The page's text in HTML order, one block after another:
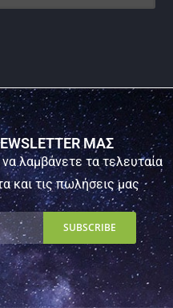
ΜΑΣ
λαμβάνετε τα τελευταία
και τις πωλήσεις μας